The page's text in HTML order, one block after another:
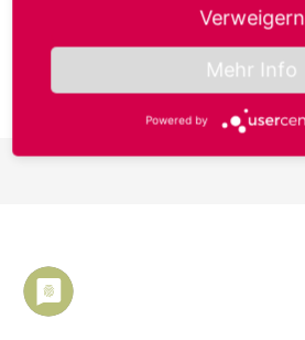
Verweigern
Mehr Info
Powered by